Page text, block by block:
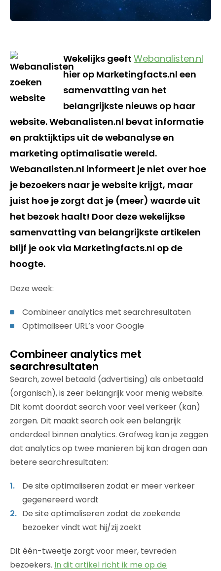
Wekelijks geeft Webanalisten.nl
hier op Marketingfacts.nl een
samenvatting van het
belangrijkste nieuws op haar
website. Webanalisten.nl bevat informatie
en praktijktips uit de webanalyse en
marketing optimalisatie wereld.
Webanalisten.nl informeert je niet over hoe
je bezoekers naar je website krijgt, maar
juist hoe je zorgt dat je (meer) waarde uit
het bezoek haalt! Door deze wekelijkse
samenvatting van belangrijkste artikelen
blijf je ook via Marketingfacts.nl op de
hoogte.
Deze week:
Combineer analytics met searchresultaten
Optimaliseer URL’s voor Google
Combineer analytics met
searchresultaten
Search, zowel betaald (advertising) als onbetaald
(organisch), is zeer belangrijk voor menig website.
Dit komt doordat search voor veel verkeer (kan)
zorgen. Dit maakt search ook een belangrijk
onderdeel binnen analytics. Grofweg kan je zeggen
dat analytics op twee manieren bij kan dragen aan
betere searchresultaten:
De site optimaliseren zodat er meer verkeer
gegenereerd wordt
De site optimaliseren zodat de zoekende
bezoeker vindt wat hij/zij zoekt
Dit één-tweetje zorgt voor meer, tevreden
bezoekers. In dit artikel richt ik me op de